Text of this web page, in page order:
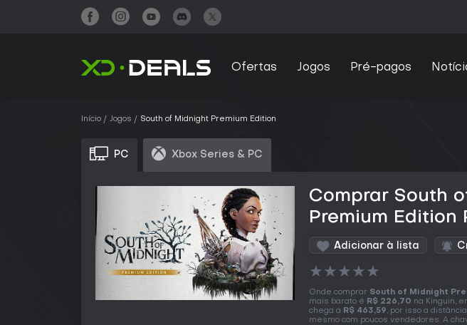
Ofertas Jogos Pré-pagos
Início Jogos South of Midnight Premium Edition
PC Xbox Series & PC
Comprar South
Premium Edition
Adicionar à lista
★★★★★
Onde comprar South of Midnight
mais barato é R$ 226,70 na Kinguin,
chega a R$ 463,59, por isso a
mesmo com poucos vendedores. A